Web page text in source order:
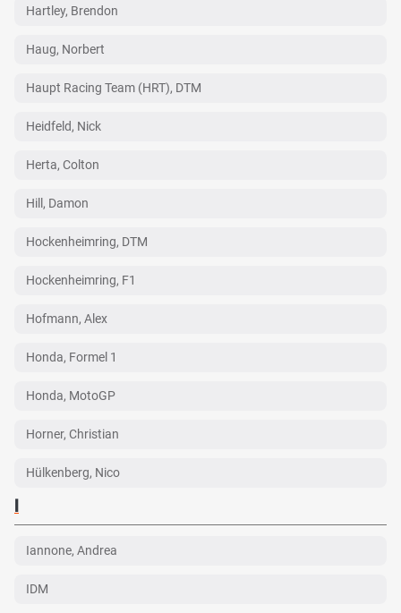
Hartley, Brendon
Haug, Norbert
Haupt Racing Team (HRT), DTM
Heidfeld, Nick
Herta, Colton
Hill, Damon
Hockenheimring, DTM
Hockenheimring, F1
Hofmann, Alex
Honda, Formel 1
Honda, MotoGP
Horner, Christian
Hülkenberg, Nico
I
Iannone, Andrea
IDM